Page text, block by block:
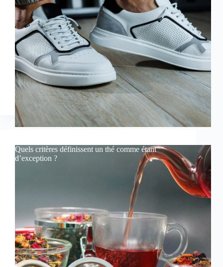
Quels critères définissent un thé comme étant
d’exception ?